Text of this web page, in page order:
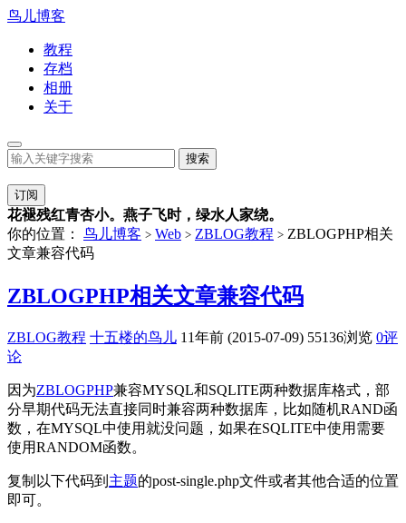
鸟儿博客
教程
存档
相册
关于
订阅
花褪残红青杏小。燕子飞时，绿水人家绕。
你的位置： 鸟儿博客 > Web > ZBLOG教程 > ZBLOGPHP相关
文章兼容代码
ZBLOGPHP相关文章兼容代码
ZBLOG教程 十五楼的鸟儿 11年前 (2015-07-09) 55136浏览 0评
论
因为ZBLOGPHP兼容MYSQL和SQLITE两种数据库格式，部
分早期代码无法直接同时兼容两种数据库，比如随机RAND函
数，在MYSQL中使用就没问题，如果在SQLITE中使用需要
使用RANDOM函数。
复制以下代码到 主题的post-single.php文件或者其他合适的位置
即可。